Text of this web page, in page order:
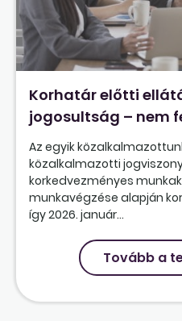
Korhatár előtti
jogosultság – nem
Az egyik
közalkalmazotti
korkedvezményes
munkavégzése alapján
így 2026. január...
Tovább a